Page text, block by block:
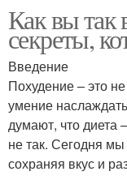
Как вы так
секреты,
Введение
Похудение – это
умение
думают, что диета
не так. Сегодня
сохраняя вкус и